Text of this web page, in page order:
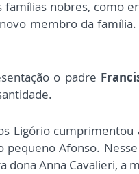
nobres, como
membro da
o padre
Ligório
pequeno Afonso.
dona Anna Cavalieri, a